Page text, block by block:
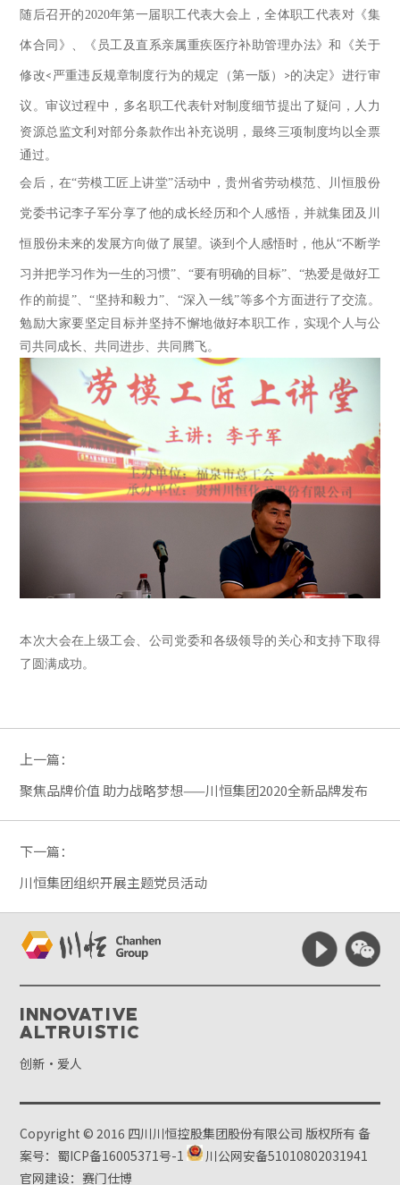
随后召开的 2020年第一届职工代表大会上，全体职工代表对《集
体合同》、《员工及直系亲属重疾医疗补助管理办法》和《关于
修改< 严重违反规章制度行为的规定（第一版） >的决定》进行审
议。审议过程中 ， 多名职工代表针对制度细节提出了疑问， 人力
资源总监文利对部分条款作出补充说明，最终 三项制度均以全 票
通过。
会后，在“劳模工匠上讲堂”活动中，贵州省劳动模范、川恒股份
党委书记李子军分享了他的成长经历和个人感悟 ， 并就集团 及川
恒 股份未来的发展方向做了展望。谈到个人 感悟时，他从“不断学
习并把学习作为一生的习惯”、 “要有明确的目标” 、“热爱是做好工
作的前提”、“坚持和毅力” “深入一线”等多个方面进行了交流 。
勉励大家要坚定目标并坚持不懈地做好本职工作，实现个人与公
司共同成长、共同进步、共同腾飞。
本次大会在上级工会、公司党委和各级领导的关心和支持下取得
了圆满成功。
上一篇：
聚焦品牌价值 助力战略梦想——川恒集团2020全新品牌发布
下一篇：
川恒集团组织开展主题党员活动
Innovative
Altruistic
创新·爱人
Copyright © 2016 四川川恒控股集团股份有限公司 版权所有备
案号：蜀ICP备16005371号-1
川公网安备51010802031941
官网建设：赛门仕博